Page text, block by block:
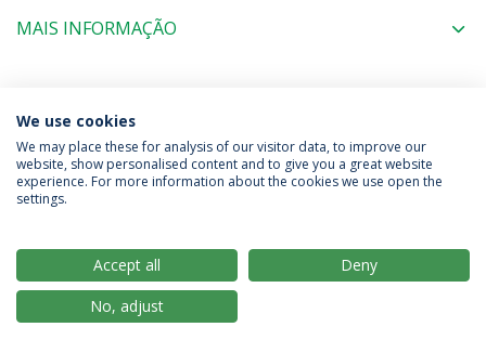
MAIS INFORMAÇÃO
COORDENAÇÃO
Política de Privacidade
Termos & Condições
© 2026 Universidade Católica Portuguesa
We use cookies
We may place these for analysis of our visitor data, to improve our
website, show personalised content and to give you a great website
experience. For more information about the cookies we use open the
settings.
Accept all
Deny
No, adjust